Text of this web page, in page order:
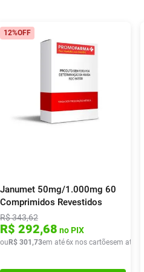
R$ 41,42
12%OFF
Janumet 50mg/1.000mg 60
Comprimidos Revestidos
R$343,62
R$ 292,68 no PIX
ou R$ 301 ,73em até6x nos cartõesem até